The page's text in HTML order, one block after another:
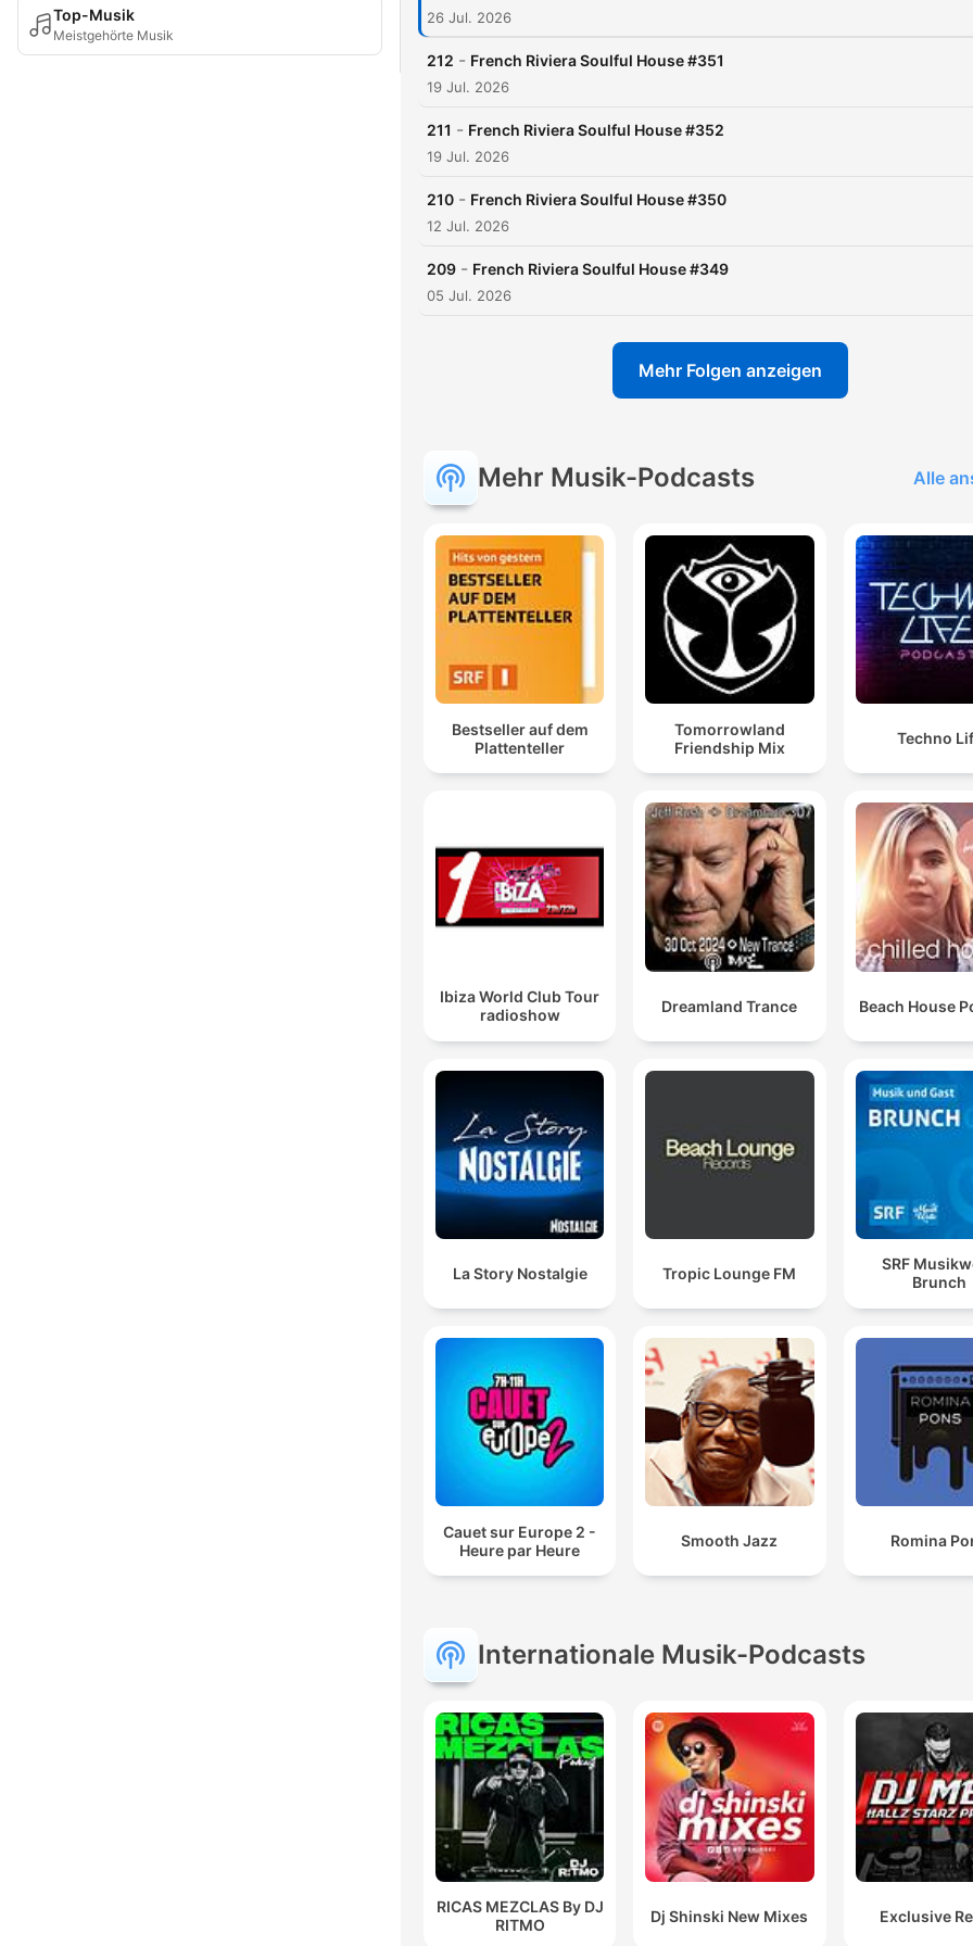
Top-Musik
Meistgehörte Musik
influencés en
pourquoi il a connu un tel
Ne manquez pas ce
note positive et
Tous les dimanches de
à 20:00 sur Yellow.radio
26 Jul. 2026
212 - French Riviera Soulful House #351
19 Jul. 2026
211 - French Riviera Soulful House #352
19 Jul. 2026
210 - French Riviera Soulful House #350
12 Jul. 2026
209 - French Riviera Soulful House #349
05 Jul. 2026
Mehr Folgen anzeigen
Mehr Musik-Podcasts Alle
Bestseller auf dem
Plattenteller
Tomorrowland
Friendship Mix
Techno
Ibiza World Club Tour
radioshow
Dreamland Trance Beach House
La Story Nostalgie Tropic Lounge FM
SRF
Brunch
Cauet sur Europe 2 -
Heure par Heure
Smooth Jazz Romina
Internationale Musik-Podcasts
RICAS MEZCLAS By DJ
RITMO
Dj Shinski New Mixes Exclusive